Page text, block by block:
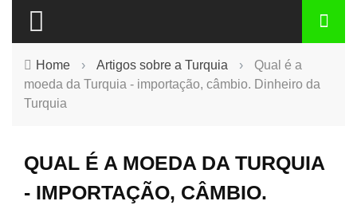
Home › Artigos sobre a Turquia ›
Qual é a
moeda da Turquia - importação, câmbio. Dinheiro da
Turquia
QUAL É A MOEDA DA TURQUIA
- IMPORTAÇÃO, CÂMBIO.